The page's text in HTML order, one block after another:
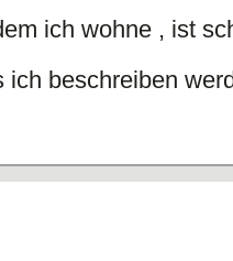
schreibt geschrieben
getrunken
geschlafen
genommen
an accusative
ich wohne , ist
ich beschreiben